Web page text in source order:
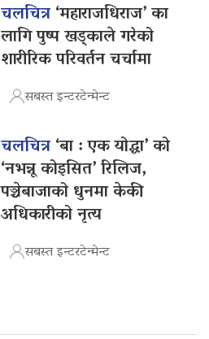
चलचित्र‘महाराजधिराज’ का
लागि पुष्प खड्काले गरेको
शारीरिक परिवर्तन चर्चामा
सबस्त इन्टरटेन्मेन्ट
चलचित्र‘बा : एक योद्धा’ को
‘नभन्नू कोइसित’ रिलिज,
पञ्चेबाजाको धुनमा केकी
अधिकारीको नृत्य
सबस्त इन्टरटेन्मेन्ट